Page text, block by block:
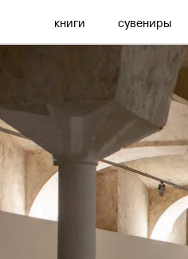
книги сувениры